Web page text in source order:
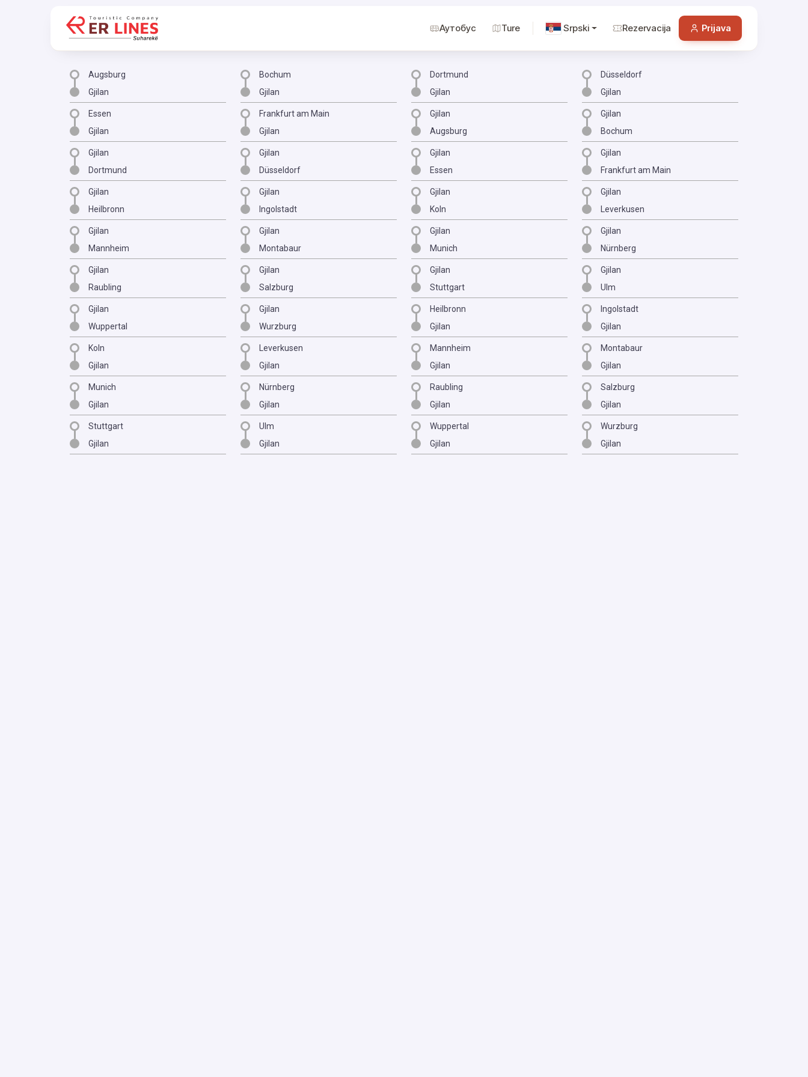
Аутобус Ture Srpski Rezervacija Prijava
Augsburg
Gjilan
Bochum
Gjilan
Dortmund
Gjilan
Düsseldorf
Gjilan
Essen
Gjilan
Frankfurt am Main
Gjilan
Gjilan
Augsburg
Gjilan
Bochum
Gjilan
Dortmund
Gjilan
Düsseldorf
Gjilan
Essen
Gjilan
Frankfurt am Main
Gjilan
Heilbronn
Gjilan
Ingolstadt
Gjilan
Koln
Gjilan
Leverkusen
Gjilan
Mannheim
Gjilan
Montabaur
Gjilan
Munich
Gjilan
Nürnberg
Gjilan
Raubling
Gjilan
Salzburg
Gjilan
Stuttgart
Gjilan
Ulm
Gjilan
Wuppertal
Gjilan
Wurzburg
Heilbronn
Gjilan
Ingolstadt
Gjilan
Koln
Gjilan
Leverkusen
Gjilan
Mannheim
Gjilan
Montabaur
Gjilan
Munich
Gjilan
Nürnberg
Gjilan
Raubling
Gjilan
Salzburg
Gjilan
Stuttgart
Gjilan
Ulm
Gjilan
Wuppertal
Gjilan
Wurzburg
Gjilan